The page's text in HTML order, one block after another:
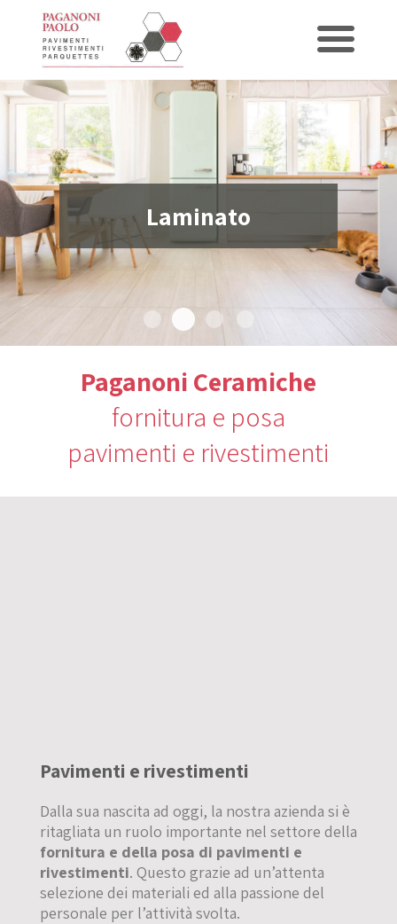
Gres porcellanato
Laminato
Piatti docciaRivestimenti
Laminato
Paganoni Ceramiche
fornitura e posa
pavimenti e rivestimenti
Pavimenti e rivestimenti
Dalla sua nascita ad oggi, la nostra azienda si è
ritagliata un ruolo importante nel settore della
fornitura e della posa di pavimenti e
rivestimenti. Questo grazie ad un’attenta
selezione dei materiali ed alla passione del
personale per l’attività svolta.